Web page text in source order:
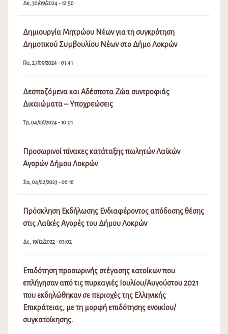
Δε, 30/09/2024 - 12:50
Δημιουργία Μητρώου Νέων για τη συγκρότηση
Δημοτικού Συμβουλίου Νέων στο Δήμο Λοκρών
Πα, 27/09/2024 - 01:41
Δεσποζόμενα και Αδέσποτα Ζώα συντροφιάς
Δικαιώματα – Υποχρεώσεις
Τρ, 04/06/2024 - 10:01
Προσωρινοί πίνακες κατάταξης πωλητών Λαϊκών
Αγορών Δήμου Λοκρών
Σα, 04/02/2023 - 06:16
Πρόσκληση Εκδήλωσης Ενδιαφέροντος απόδοσης θέσης
στις Λαϊκές Αγορές του Δήμου Λοκρών
Δε, 19/12/2022 - 03:02
Επιδότηση προσωρινής στέγασης κατοίκων που
επλήγησαν από τις πυρκαγιές Ιουλίου/Αυγούστου 2021
που εκδηλώθηκαν σε περιοχές της Ελληνικής
Επικράτειας, με τη μορφή επιδότησης ενοικίου/
συγκατοίκησης.